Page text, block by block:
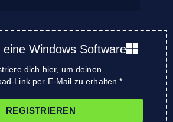
eine Windows Software
dich hier, um deinen
Link per E-Mail zu erhalten *
REGISTRIEREN